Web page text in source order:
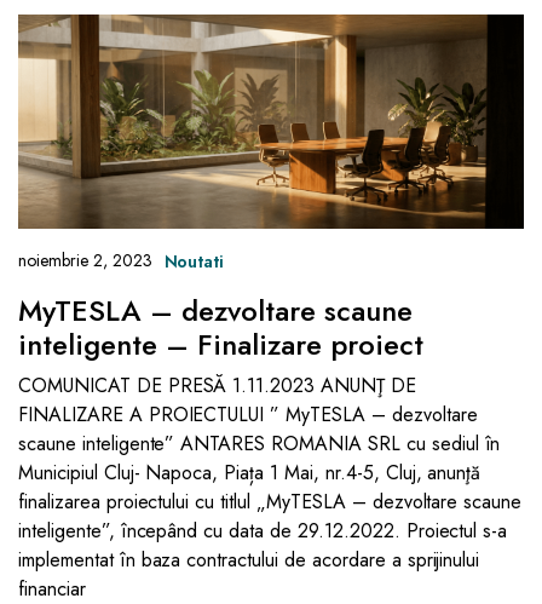
noiembrie 2, 2023 Noutati
MyTESLA – dezvoltare scaune
inteligente – Finalizare proiect
COMUNICAT DE PRESĂ 1.11.2023 ANUNŢ DE
FINALIZARE A PROIECTULUI ” MyTESLA – dezvoltare
scaune inteligente” ANTARES ROMANIA SRL cu sediul în
Municipiul Cluj- Napoca, Piața 1 Mai, nr.4-5, Cluj, anunţă
finalizarea proiectului cu titlul „MyTESLA – dezvoltare scaune
inteligente”, începând cu data de 29.12.2022. Proiectul s-a
implementat în baza contractului de acordare a sprijinului
financiar